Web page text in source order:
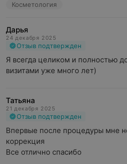
Косметология
Дарья
24 декабря 2025
Отзыв подтвержден
Я всегда целиком и полностью
визитами уже много лет)
Татьяна
21 декабря 2025
Отзыв подтвержден
Впервые после процедуры мне
коррекция
Все отлично спасибо